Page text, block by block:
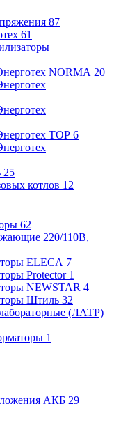
87
61
NORMA 20
TOP 6
25
котлов 12
62
220/110В,
ELECA 7
Protector 1
NEWSTAR 4
Штиль 32
(ЛАТР)
1
АКБ 29